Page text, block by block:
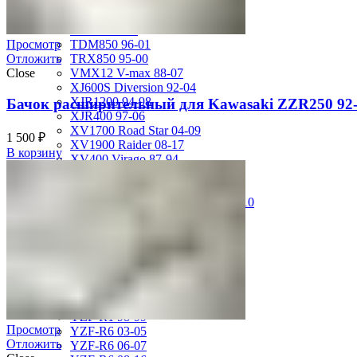
TDM850 96-01
TRX850 95-00
VMX12 V-max 88-07
XJ600S Diversion 92-04
XJR1200 94-98
XJR400 97-06
XV1700 Road Star 04-09
XV1900 Raider 08-17
XV400 Virago 87-94
XVZ1300 Royal Star Venture 01-10
YZF-R1 07-08
YZF-R1 09-14
YZF-R1 09-15
YZF-R1 98-99
YZF-R6 03-05
YZF-R6 06-07
Просмотр
Отложить
Close
Бачок расширительный для Kawasaki ZZR250
1 500 ₽
В корзину
Просмотр
Отложить